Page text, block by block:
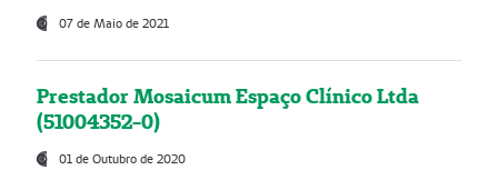
07 de Maio de 2021
Prestador Mosaicum Espaço Clínico Ltda
(51004352-0)
01 de Outubro de 2020